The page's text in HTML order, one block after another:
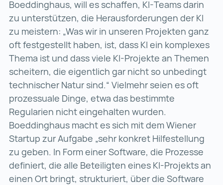
Boeddinghaus, will es schaffen, KI-Teams darin
zu unterstützen, die Herausforderungen der KI
zu meistern: „Was wir in unseren Projekten ganz
oft festgestellt haben, ist, dass KI ein komplexes
Thema ist und dass viele KI-Projekte an Themen
scheitern, die eigentlich gar nicht so unbedingt
technischer Natur sind.“ Vielmehr seien es oft
prozessuale Dinge, etwa das bestimmte
Regularien nicht eingehalten wurden.
Boeddinghaus macht es sich mit dem Wiener
Startup zur Aufgabe „sehr konkret Hilfestellung
zu geben. In Form einer Software, die Prozesse
definiert, die alle Beteiligten eines KI-Projekts an
einen Ort bringt, strukturiert, über die Software